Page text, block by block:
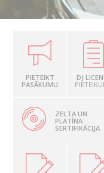
PIETEIKT
PASĀKUMU
DJ
ZELTA UN
PLATĪNA
SERTIFIKĀCIJA